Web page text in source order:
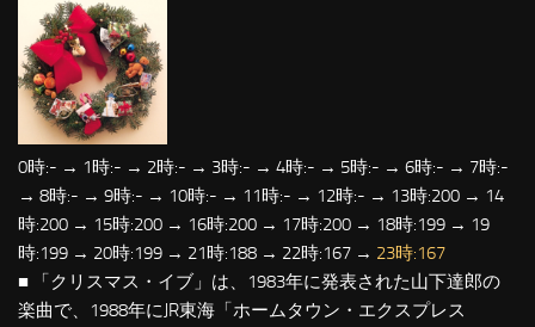
0時:- → 1時:- → 2時:- → 3時:- → 4時:- → 5時:- → 6時:- → 7時:-
→ 8時:- → 9時:- → 10時:- → 11時:- → 12時:- → 13時:200 → 14
時:200 → 15時:200 → 16時:200 → 17時:200 → 18時:199 → 19
時:199 → 20時:199 → 21時:188 → 22時:167 → 23時:167
■ 「クリスマス・イブ」は、1983年に発表された山下達郎の
楽曲で、1988年にJR東海「ホームタウン・エクスプレス